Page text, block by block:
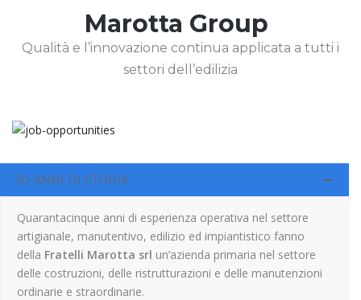
Marotta Group
Qualità e l’innovazione continua applicata a tutti i
settori dell’edilizia
50 ANNI DI STORIA
Quarantacinque anni di esperienza operativa nel settore
artigianale, manutentivo, edilizio ed impiantistico fanno
della Fratelli Marotta srl un’azienda primaria nel settore
delle costruzioni, delle ristrutturazioni e delle manutenzioni
ordinarie e straordinarie.